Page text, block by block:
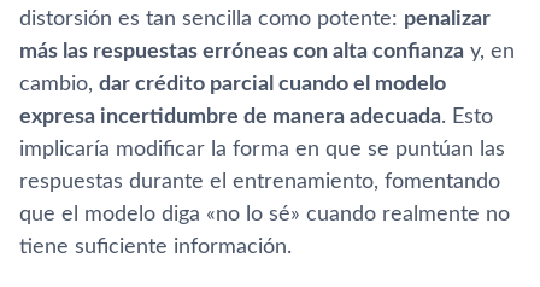
distorsión es tan sencilla como potente: penalizar
más las respuestas erróneas con alta confianza y, en
cambio, dar crédito parcial cuando el modelo
expresa incertidumbre de manera adecuada. Esto
implicaría modificar la forma en que se puntúan las
respuestas durante el entrenamiento, fomentando
que el modelo diga «no lo sé» cuando realmente no
tiene suficiente información.